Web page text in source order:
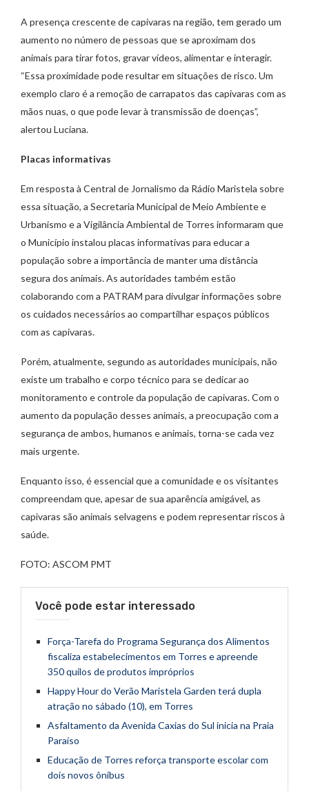
A presença crescente de capivaras na região, tem gerado um
aumento no número de pessoas que se aproximam dos
animais para tirar fotos, gravar vídeos, alimentar e interagir.
“Essa proximidade pode resultar em situações de risco. Um
exemplo claro é a remoção de carrapatos das capivaras com as
mãos nuas, o que pode levar à transmissão de doenças”,
alertou Luciana.
Placas informativas
Em resposta à Central de Jornalismo da Rádio Maristela sobre
essa situação, a Secretaria Municipal de Meio Ambiente e
Urbanismo e a Vigilância Ambiental de Torres informaram que
o Município instalou placas informativas para educar a
população sobre a importância de manter uma distância
segura dos animais. As autoridades também estão
colaborando com a PATRAM para divulgar informações sobre
os cuidados necessários ao compartilhar espaços públicos
com as capivaras.
Porém, atualmente, segundo as autoridades municipais, não
existe um trabalho e corpo técnico para se dedicar ao
monitoramento e controle da população de capivaras. Com o
aumento da população desses animais, a preocupação com a
segurança de ambos, humanos e animais, torna-se cada vez
mais urgente.
Enquanto isso, é essencial que a comunidade e os visitantes
compreendam que, apesar de sua aparência amigável, as
capivaras são animais selvagens e podem representar riscos à
saúde.
FOTO: ASCOM PMT
Você pode estar interessado
Força-Tarefa do Programa Segurança dos Alimentos
fiscaliza estabelecimentos em Torres e apreende
350 quilos de produtos impróprios
Happy Hour do Verão Maristela Garden terá dupla
atração no sábado (10), em Torres
Asfaltamento da Avenida Caxias do Sul inicia na Praia
Paraíso
Educação de Torres reforça transporte escolar com
dois novos ônibus